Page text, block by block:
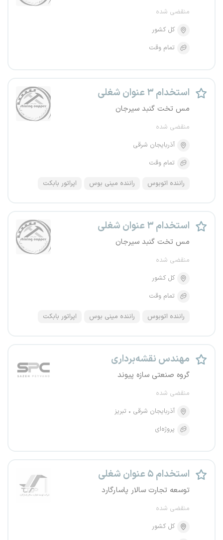
منقضی شده
کل کشور
تمام وقت
استخدام ۳ عنوان شغلی
مس تخت گنبد سیرجان
منقضی شده
آذربایجان شرقی
تمام وقت
راننده اتوبوس راننده مینی بوس اپراتور بابکت
استخدام ۳ عنوان شغلی
مس تخت گنبد سیرجان
منقضی شده
کل کشور
تمام وقت
راننده اتوبوس راننده مینی بوس اپراتور بابکت
مهندس نقشه‌برداری
گروه صنعتی سازه پیوند
منقضی شده
آذربایجان شرقی
تبریز
پروژه‌ای
استخدام ۵ عنوان شغلی
توسعه تجارت سالار پاسارگارد
منقضی شده
کل کشور